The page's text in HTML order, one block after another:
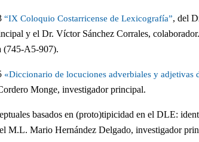
“IX Coloquio Costarricense de Lexicografía”, del
y el Dr. Víctor Sánchez Corrales,
(745-A5-907).
«Diccionario de locuciones adverbiales y adjetivas
Monge, investigador principal.
basados en (proto)tipicidad en el DLE:
M.L. Mario Hernández Delgado, investigador